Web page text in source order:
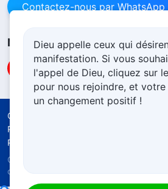
Contactez-nous par WhatsApp
Nous suivre
Conditions d’utilisation
Politique de confidentialité
Politique d’utilisation cookies
Copyright © 2026
droits réservés.
Dieu appelle ceux qui
manifestation. Si vous
l'appel de Dieu, cliquez sur
pour nous rejoindre, et
un changement positif !